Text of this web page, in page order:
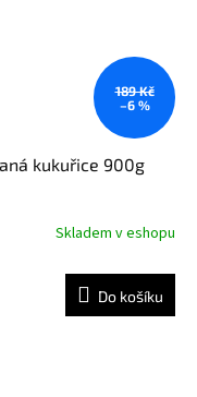
189 Kč
–6 %
kukuřice 900g
Skladem v eshopu
Do košíku